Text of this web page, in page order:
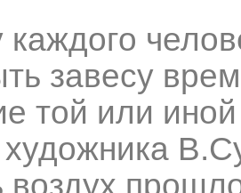
завесу
той или
художника
воздух